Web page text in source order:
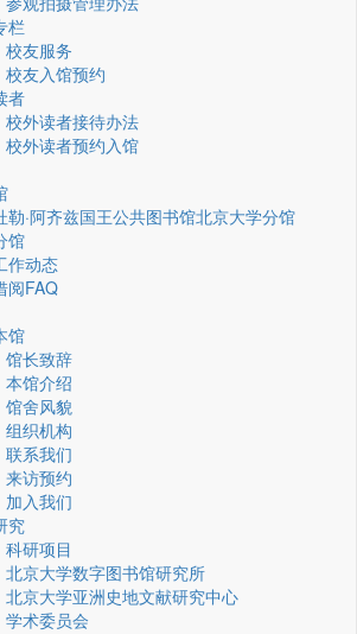
栏
校友服务
校友入馆预约
者
校外读者接待办法
校外读者预约入馆
勒·阿齐兹国王公共图书馆北京大学分馆
馆
作动态
阅FAQ
馆
馆长致辞
本馆介绍
馆舍风貌
组织机构
联系我们
来访预约
加入我们
究
科研项目
北京大学数字图书馆研究所
北京大学亚洲史地文献研究中心
学术委员会